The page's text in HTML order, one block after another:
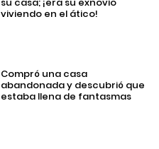
viviendo en el ático!
Compró una casa
abandonada y descubrió que
estaba llena de fantasmas